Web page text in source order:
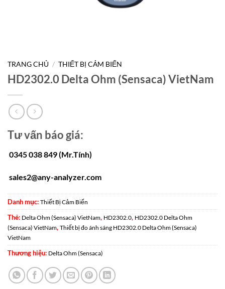
TRANG CHỦ / THIẾT BỊ CẢM BIẾN
HD2302.0 Delta Ohm (Sensaca) VietNam
Tư vấn báo giá:
0345 038 849 (Mr.Tính)
sales2@any-analyzer.com
Danh mục: Thiết Bị Cảm Biến
Thẻ: Delta Ohm (Sensaca) VietNam, HD2302.0, HD2302.0 Delta Ohm
(Sensaca) VietNam, Thiết bị đo ánh sáng HD2302.0 Delta Ohm (Sensaca)
VietNam
Thương hiệu: Delta Ohm (Sensaca)